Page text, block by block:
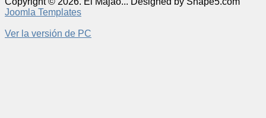
Joomla Templates
Ver la versión de PC